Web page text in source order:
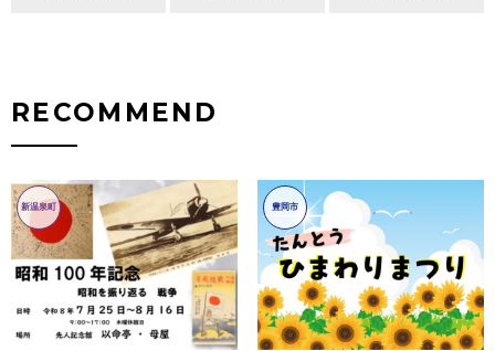
RECOMMEND
新温泉町 豊岡市